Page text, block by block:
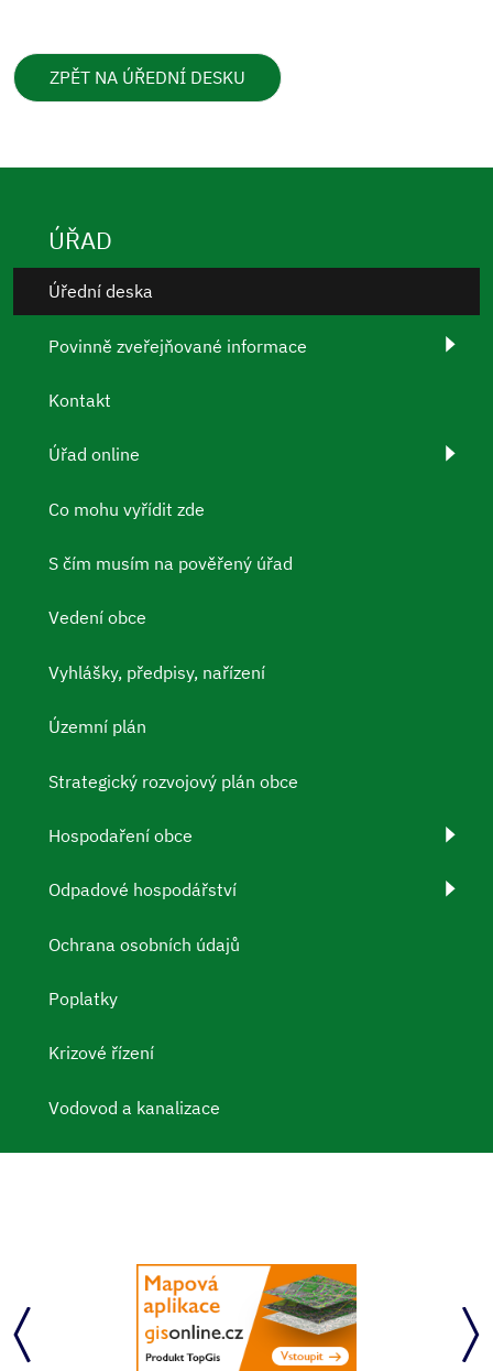
ZPĚT NA ÚŘEDNÍ DESKU
ÚŘAD
Úřední deska
Povinně zveřejňované informace
Kontakt
Úřad online
Co mohu vyřídit zde
S čím musím na pověřený úřad
Vedení obce
Vyhlášky, předpisy, nařízení
Územní plán
Strategický rozvojový plán obce
Hospodaření obce
Odpadové hospodářství
Ochrana osobních údajů
Poplatky
Krizové řízení
Vodovod a kanalizace